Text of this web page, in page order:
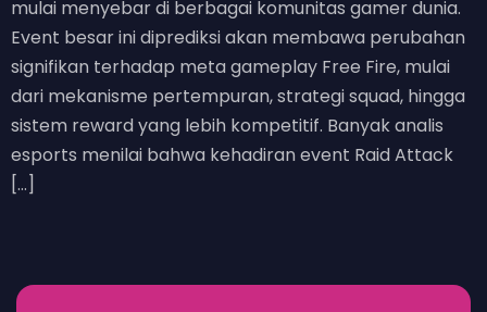
mulai menyebar di berbagai komunitas gamer dunia.
Event besar ini diprediksi akan membawa perubahan
signifikan terhadap meta gameplay Free Fire, mulai
dari mekanisme pertempuran, strategi squad, hingga
sistem reward yang lebih kompetitif. Banyak analis
esports menilai bahwa kehadiran event Raid Attack
[…]